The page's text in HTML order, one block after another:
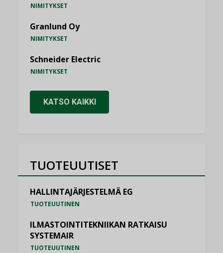
NIMITYKSET
Granlund Oy
NIMITYKSET
Schneider Electric
NIMITYKSET
KATSO KAIKKI
TUOTEUUTISET
HALLINTAJÄRJESTELMÄ EG
TUOTEUUTINEN
ILMASTOINTITEKNIIKAN RATKAISU
SYSTEMAIR
TUOTEUUTINEN